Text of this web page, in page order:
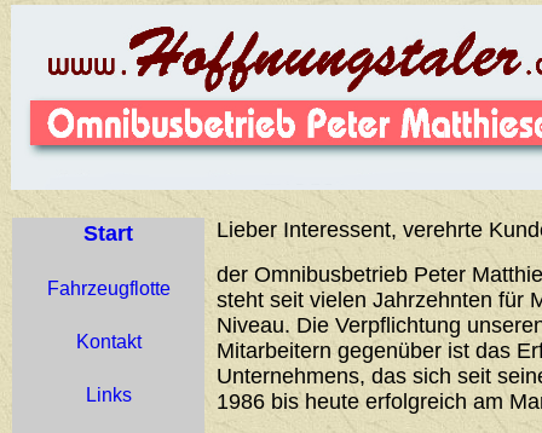
Start
Fahrzeugflotte
Kontakt
Links
Lieber Interessent, verehrte
der Omnibusbetrieb Peter
steht seit vielen Jahrzehnten für
Niveau. Die Verpflichtung
Mitarbeitern gegenüber ist das
Unternehmens, das sich seit
1986 bis heute erfolgreich am